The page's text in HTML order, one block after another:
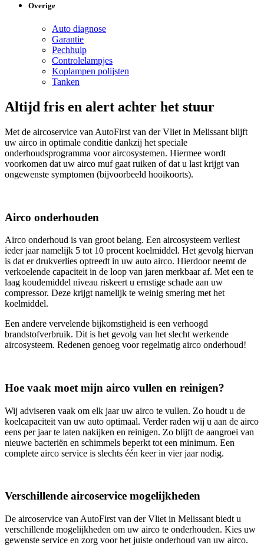
Overige
Auto diagnose
Garantie
Pechhulp
Controlelampjes
Koplampen polijsten
Tanken
Altijd fris en alert achter het stuur
Met de aircoservice van AutoFirst van der Vliet in Melissant blijft
uw airco in optimale conditie dankzij het speciale
onderhoudsprogramma voor aircosystemen. Hiermee wordt
voorkomen dat uw airco muf gaat ruiken of dat u last krijgt van
ongewenste symptomen (bijvoorbeeld hooikoorts).
Airco onderhouden
Airco onderhoud is van groot belang. Een aircosysteem verliest
ieder jaar namelijk 5 tot 10 procent koelmiddel. Het gevolg hiervan
is dat er drukverlies optreedt in uw auto airco. Hierdoor neemt de
verkoelende capaciteit in de loop van jaren merkbaar af. Met een te
laag koudemiddel niveau riskeert u ernstige schade aan uw
compressor. Deze krijgt namelijk te weinig smering met het
koelmiddel.
Een andere vervelende bijkomstigheid is een verhoogd
brandstofverbruik. Dit is het gevolg van het slecht werkende
aircosysteem. Redenen genoeg voor regelmatig airco onderhoud!
Hoe vaak moet mijn airco vullen en reinigen?
Wij adviseren vaak om elk jaar uw airco te vullen. Zo houdt u de
koelcapaciteit van uw auto optimaal. Verder raden wij u aan de airco
eens per jaar te laten nakijken en reinigen. Zo blijft de aangroei van
nieuwe bacteriën en schimmels beperkt tot een minimum. Een
complete airco service is slechts één keer in vier jaar nodig.
Verschillende aircoservice mogelijkheden
De aircoservice van AutoFirst van der Vliet in Melissant biedt u
verschillende mogelijkheden om uw airco te onderhouden. Kies uw
gewenste service en zorg voor het juiste onderhoud van uw airco.